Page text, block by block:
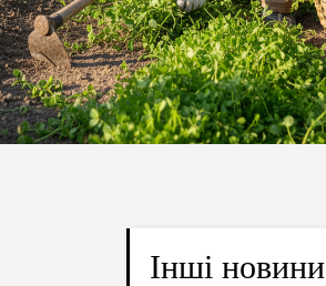
Інші новини